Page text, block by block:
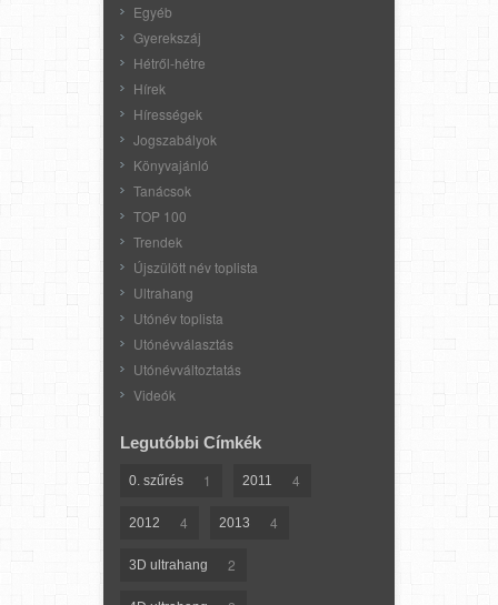
Egyéb
Gyerekszáj
Hétről-hétre
Hírek
Hírességek
Jogszabályok
Könyvajánló
Tanácsok
TOP 100
Trendek
Újszülött név toplista
Ultrahang
Utónév toplista
Utónévválasztás
Utónévváltoztatás
Videók
Legutóbbi Címkék
0. szűrés 1 2011 4
2012 4 2013 4
3D ultrahang 2